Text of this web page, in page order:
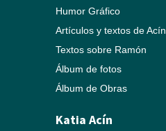
Humor Gráfico
Artículos y textos de Acín
Textos sobre Ramón
Álbum de fotos
Álbum de Obras
Katia Acín